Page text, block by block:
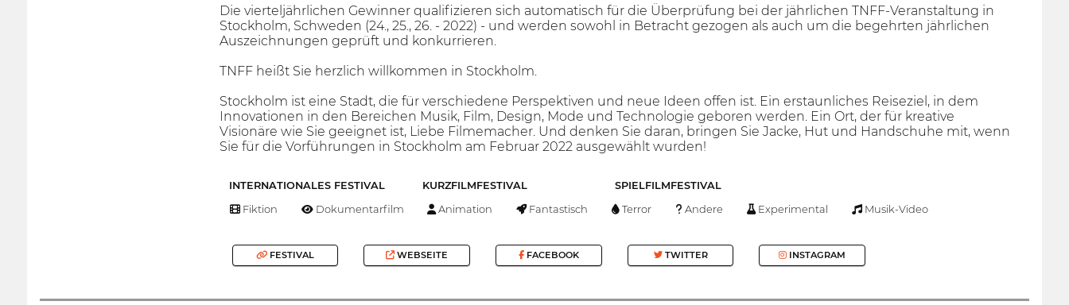
Die vierteljährlichen Gewinner qualifizieren sich automatisch für die Überprüfung bei der jährlichen TNFF-Veranstaltung in
Stockholm, Schweden (24., 25., 26. - 2022) - und werden sowohl in Betracht gezogen als auch um die begehrten jährlichen
Auszeichnungen geprüft und konkurrieren.
TNFF heißt Sie herzlich willkommen in Stockholm.
Stockholm ist eine Stadt, die für verschiedene Perspektiven und neue Ideen offen ist. Ein erstaunliches Reiseziel, in dem
Innovationen in den Bereichen Musik, Film, Design, Mode und Technologie geboren werden. Ein Ort, der für kreative
Visionäre wie Sie geeignet ist, Liebe Filmemacher. Und denken Sie daran, bringen Sie Jacke, Hut und Handschuhe mit, wenn
Sie für die Vorführungen in Stockholm am Februar 2022 ausgewählt wurden!
INTERNATIONALES FESTIVAL KURZFILMFESTIVAL SPIELFILMFESTIVAL
Fiktion Dokumentarfilm Animation Fantastisch Terror Andere Experimental Musik-Video
FESTIVAL WEBSEITE FACEBOOK TWITTER INSTAGRAM